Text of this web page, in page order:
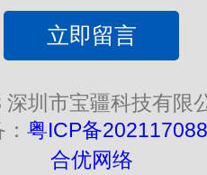
立即留言
圳市宝疆科技有限
粤ICP备
合优网络